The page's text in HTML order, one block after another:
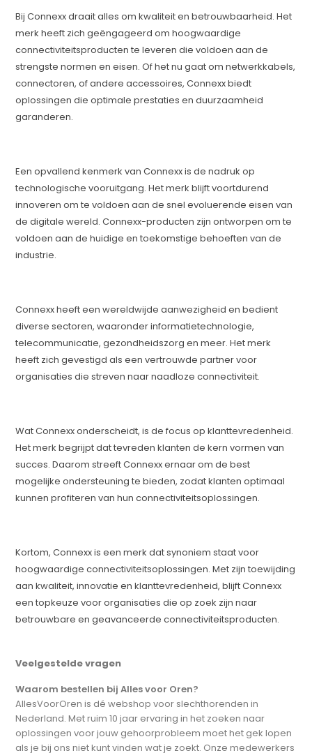
Bij Connexx draait alles om kwaliteit en betrouwbaarheid. Het
merk heeft zich geëngageerd om hoogwaardige
connectiviteitsproducten te leveren die voldoen aan de
strengste normen en eisen. Of het nu gaat om netwerkkabels,
connectoren, of andere accessoires, Connexx biedt
oplossingen die optimale prestaties en duurzaamheid
garanderen.
Een opvallend kenmerk van Connexx is de nadruk op
technologische vooruitgang. Het merk blijft voortdurend
innoveren om te voldoen aan de snel evoluerende eisen van
de digitale wereld. Connexx-producten zijn ontworpen om te
voldoen aan de huidige en toekomstige behoeften van de
industrie.
Connexx heeft een wereldwijde aanwezigheid en bedient
diverse sectoren, waaronder informatietechnologie,
telecommunicatie, gezondheidszorg en meer. Het merk
heeft zich gevestigd als een vertrouwde partner voor
organisaties die streven naar naadloze connectiviteit.
Wat Connexx onderscheidt, is de focus op klanttevredenheid.
Het merk begrijpt dat tevreden klanten de kern vormen van
succes. Daarom streeft Connexx ernaar om de best
mogelijke ondersteuning te bieden, zodat klanten optimaal
kunnen profiteren van hun connectiviteitsoplossingen.
Kortom, Connexx is een merk dat synoniem staat voor
hoogwaardige connectiviteitsoplossingen. Met zijn toewijding
aan kwaliteit, innovatie en klanttevredenheid, blijft Connexx
een topkeuze voor organisaties die op zoek zijn naar
betrouwbare en geavanceerde connectiviteitsproducten.
Veelgestelde vragen
Waarom bestellen bij Alles voor Oren?
AllesVoorOren is dé webshop voor slechthorenden in
Nederland. Met ruim 10 jaar ervaring in het zoeken naar
oplossingen voor jouw gehoorprobleem moet het gek lopen
als je bij ons niet kunt vinden wat je zoekt. Onze medewerkers